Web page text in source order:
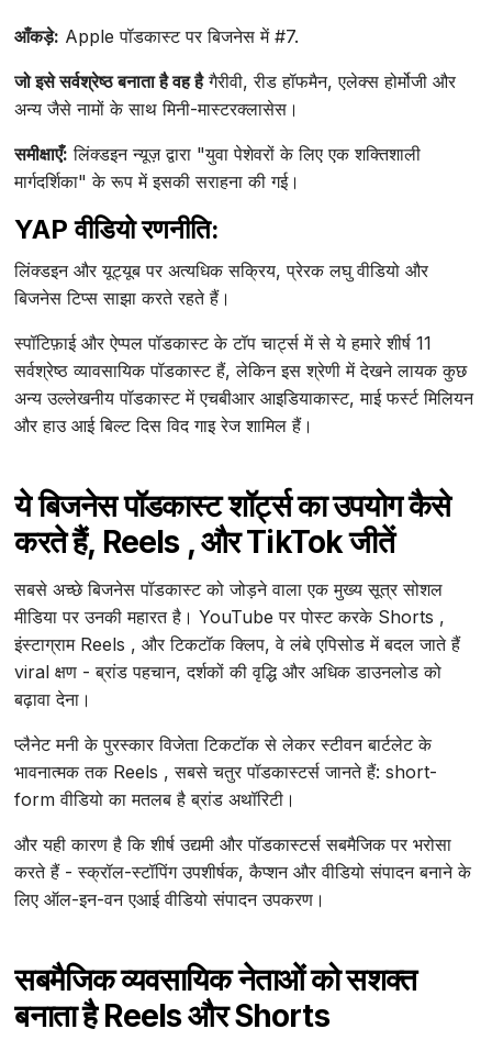
आँकड़े: Apple पॉडकास्ट पर बिजनेस में #7.
जो इसे सर्वश्रेष्ठ बनाता है वह हैगैरीवी, रीड हॉफमैन, एलेक्स होर्मोजी और
अन्य जैसे नामों के साथ मिनी-मास्टरक्लासेस।
समीक्षाएँ: लिंक्डइन न्यूज़ द्वारा "युवा पेशेवरों के लिए एक शक्तिशाली
मार्गदर्शिका" के रूप में इसकी सराहना की गई।
YAP वीडियो रणनीति:
लिंक्डइन और यूट्यूब पर अत्यधिक सक्रिय, प्रेरक लघु वीडियो और
बिजनेस टिप्स साझा करते रहते हैं।
स्पॉटिफ़ाई और ऐप्पल पॉडकास्ट के टॉप चार्ट्स में से ये हमारे शीर्ष 11
सर्वश्रेष्ठ व्यावसायिक पॉडकास्ट हैं, लेकिन इस श्रेणी में देखने लायक कुछ
अन्य उल्लेखनीय पॉडकास्ट में एचबीआर आइडियाकास्ट, माई फर्स्ट मिलियन
और हाउ आई बिल्ट दिस विद गाइ रेज शामिल हैं।
ये बिजनेस पॉडकास्ट शॉर्ट्स का उपयोग कैसे
करते हैं, Reels , और TikTok जीतें
सबसे अच्छे बिजनेस पॉडकास्ट को जोड़ने वाला एक मुख्य सूत्र सोशल
मीडिया पर उनकी महारत है। YouTube पर पोस्ट करके Shorts ,
इंस्टाग्राम Reels , और टिकटॉक क्लिप, वे लंबे एपिसोड में बदल जाते हैं
viral क्षण - ब्रांड पहचान, दर्शकों की वृद्धि और अधिक डाउनलोड को
बढ़ावा देना।
प्लैनेट मनी के पुरस्कार विजेता टिकटॉक से लेकर स्टीवन बार्टलेट के
भावनात्मक तक Reels , सबसे चतुर पॉडकास्टर्स जानते हैं: short-
form वीडियो का मतलब है ब्रांड अथॉरिटी।
और यही कारण है कि शीर्ष उद्यमी और पॉडकास्टर्स सबमैजिक पर भरोसा
करते हैं - स्क्रॉल-स्टॉपिंग उपशीर्षक, कैप्शन और वीडियो संपादन बनाने के
लिए ऑल-इन-वन एआई वीडियो संपादन उपकरण।
सबमैजिक व्यवसायिक नेताओं को सशक्त
बनाता है Reels और Shorts